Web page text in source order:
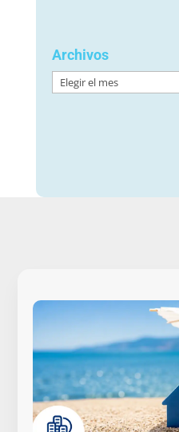
Archivos
Archivos